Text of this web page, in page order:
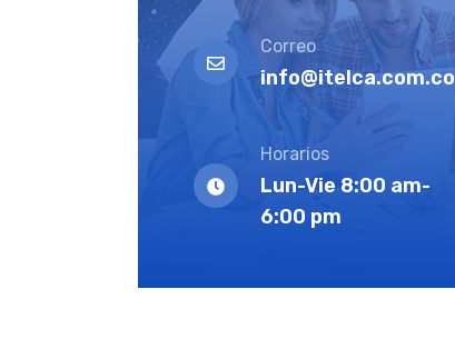
Correo
info@itelca.com.co
Horarios
Lun-Vie 8:00 am-
6:00 pm